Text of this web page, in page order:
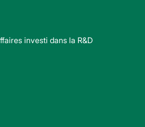
investi dans la R&D